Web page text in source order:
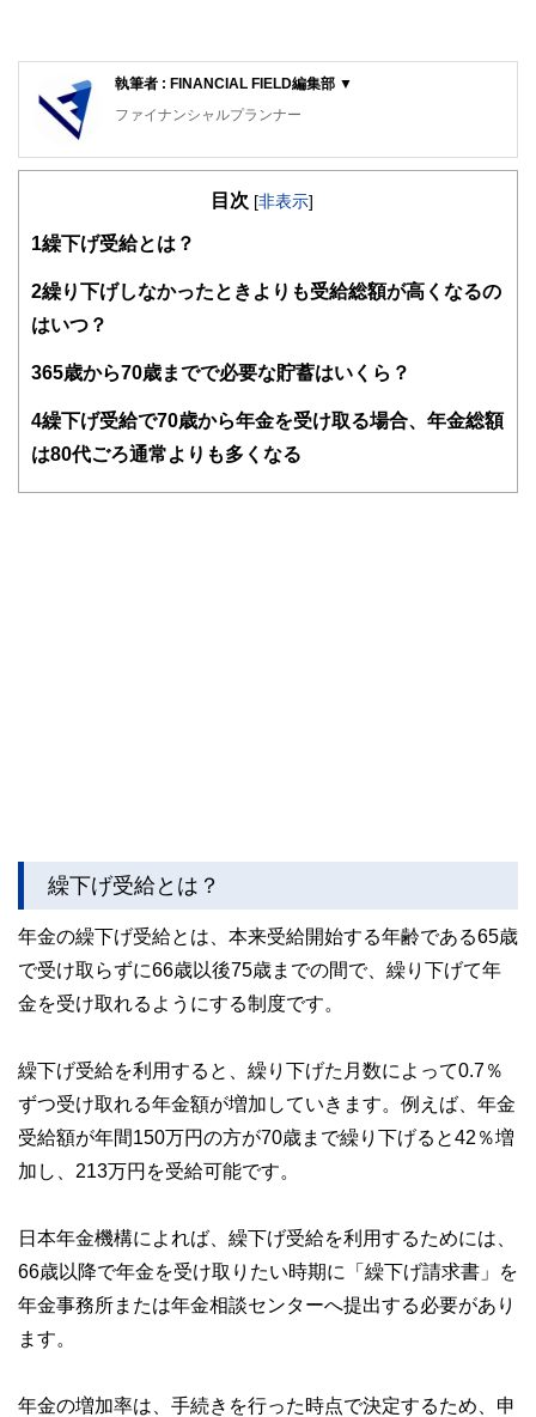
執筆者 : FINANCIAL FIELD編集部 ▼
ファイナンシャルプランナー
FinancialField編集部は、金融、経済に関する記事を、日々
知識がない方でも理解できるようわかりやすく発信していま
得者を中心に「お金や暮らし」に関する書籍・雑誌の編集経
験者で構成され、企画立案から記事掲載まですべての工程に
FinancialFieldの特徴は、ファイナンシャルプランナー、弁
護士、税理士、宅地建物取引士、相続診断士、住宅ローンア
ドバイザー、DCプランナー、公認会計士、社会保険労務
士、行政書士、投資アナリスト、キャリアコンサルタントな
ど150名以上の有資格者を執筆者・監修者として迎え、むず
をわかりやすく発信している点です。
目次 [非表示]
1 繰下げ受給とは？
2繰り下げしなかったときよりも受給総額が高くなるの
はいつ？
365歳から70歳までで必要な貯蓄はいくら？
4繰下げ受給で70歳から年金を受け取る場合、年金総額
は80代ごろ通常よりも多くなる
繰下げ受給とは？
年金の繰下げ受給とは、本来受給開始する年齢である65歳
で受け取らずに66歳以後75歳までの間で、繰り下げて年
金を受け取れるようにする制度です。
繰下げ受給を利用すると、繰り下げた月数によって0.7％
ずつ受け取れる年金額が増加していきます。例えば、年金
受給額が年間150万円の方が70歳まで繰り下げると42％増
加し、213万円を受給可能です。
日本年金機構によれば、繰下げ受給を利用するためには、
66歳以降で年金を受け取りたい時期に「繰下げ請求書」を
年金事務所または年金相談センターへ提出する必要があり
ます。
年金の増加率は、手続きを行った時点で決定するため、申